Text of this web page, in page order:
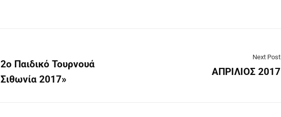
Παιδικό Τουρνουά
2017»
Next Post
ΑΠΡΙΛΙΟΣ 2017